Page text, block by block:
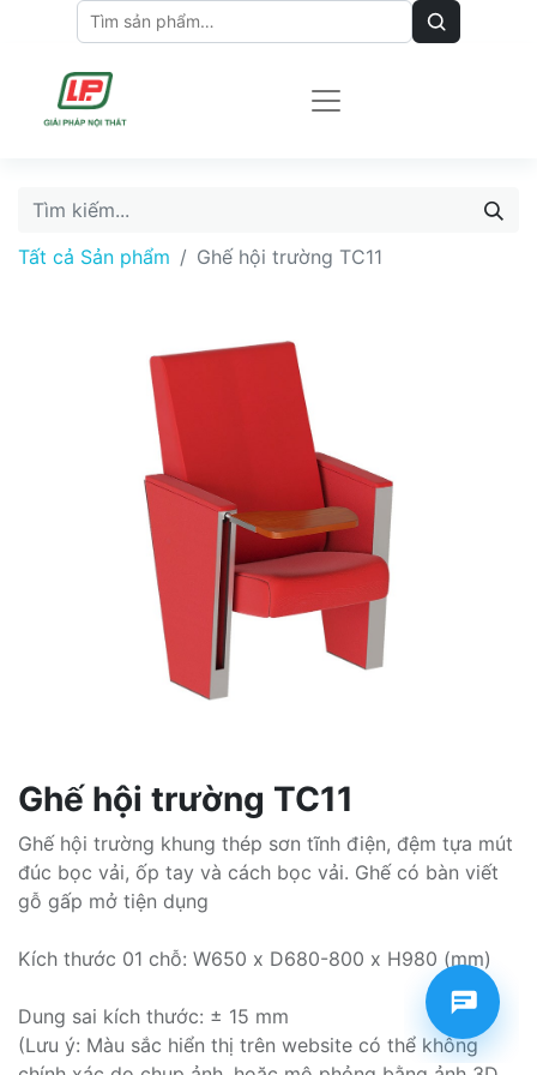
Tất cả Sản phẩm Ghế hội trường TC11
Ghế hội trường TC11
Ghế hội trường khung thép sơn tĩnh điện, đệm tựa mút
đúc bọc vải, ốp tay và cách bọc vải. Ghế có bàn viết
gỗ gấp mở tiện dụng
Kích thước 01 chỗ: W650 x D680-800 x H980 (mm)
Dung sai kích thước: ± 15 mm
(Lưu ý: Màu sắc hiển thị trên website có thể không